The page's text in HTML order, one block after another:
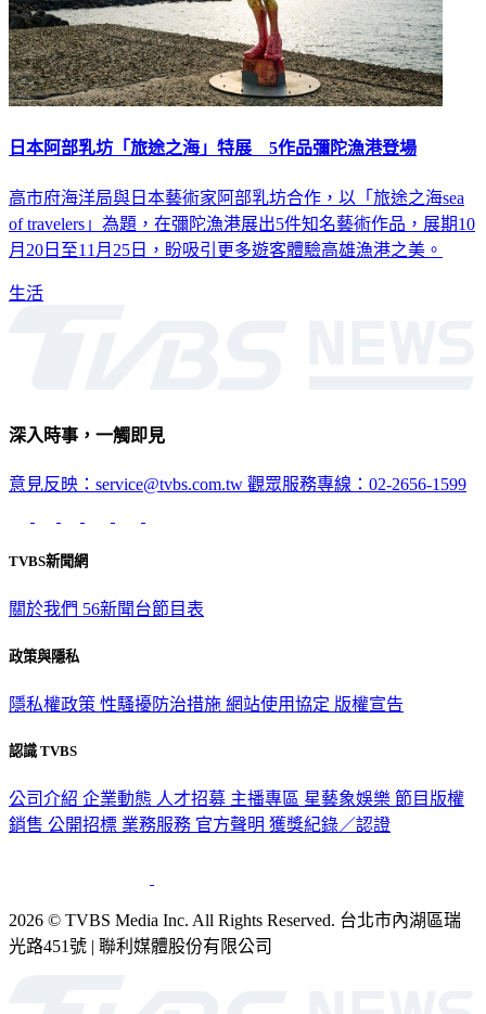
日本阿部乳坊「旅途之海」特展 5作品彌陀漁港登場
高市府海洋局與日本藝術家阿部乳坊合作，以「旅途之海sea
of travelers」為題，在彌陀漁港展出5件知名藝術作品，展期10
月20日至11月25日，盼吸引更多遊客體驗高雄漁港之美。
生活
深入時事，一觸即見
意見反映：service@tvbs.com.tw 觀眾服務專線：02-2656-1599
TVBS新聞網
關於我們 56新聞台節目表
政策與隱私
隱私權政策 性騷擾防治措施 網站使用協定 版權宣告
認識 TVBS
公司介紹 企業動態 人才招募 主播專區 星藝象娛樂 節目版權
銷售 公開招標 業務服務 官方聲明 獲獎紀錄／認證
2026 © TVBS Media Inc. All Rights Reserved. 台北市內湖區瑞
光路451號 | 聯利媒體股份有限公司